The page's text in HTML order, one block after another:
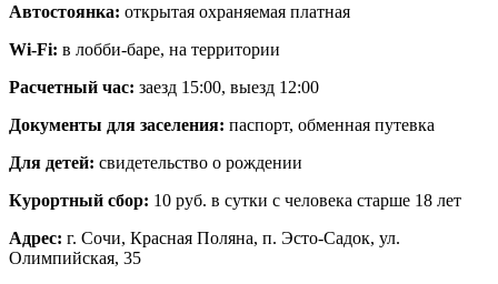
Автостоянка: открытая охраняемая платная
Wi-Fi: в лобби-баре, на территории
Расчетный час: заезд 15:00, выезд 12:00
Документы для заселения: паспорт, обменная путевка
Для детей: свидетельство о рождении
Курортный сбор: 10 руб. в сутки с человека старше 18 лет
Адрес: г. Сочи, Красная Поляна, п. Эсто-Садок, ул.
Олимпийская, 35